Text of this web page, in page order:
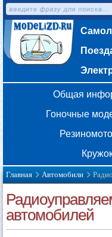
Общая
Гоночные
Главная Автомобили
автомобилей